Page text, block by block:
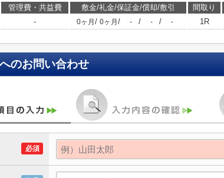
管理費・共益費 敷金/礼金/保証金/償却/敷引 間取り
- 0ヶ月 / 0ヶ月 / - / - / - 1R
へのお問い合わせ
必須